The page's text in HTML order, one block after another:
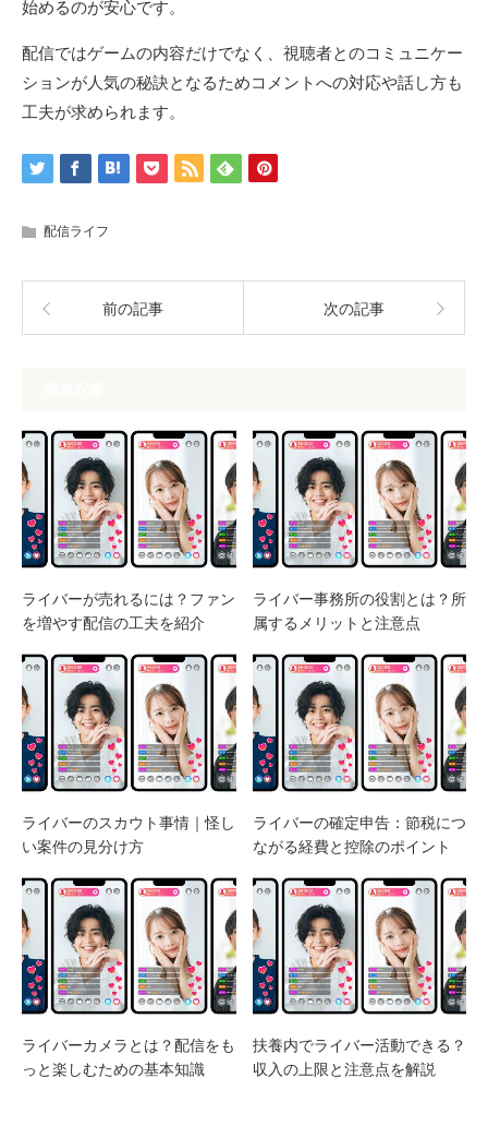
始めるのが安心です。
配信ではゲームの内容だけでなく、視聴者とのコミュニケー
ションが人気の秘訣となるためコメントへの対応や話し方も
工夫が求められます。
配信ライフ
前の記事 次の記事
ライバーが売れるには？ファン
を増やす配信の工夫を紹介
ライバー事務所の役割とは？所
属するメリットと注意点
ライバーのスカウト事情｜怪し
い案件の見分け方
ライバーの確定申告：節税につ
ながる経費と控除のポイント
ライバーカメラとは？配信をも
っと楽しむための基本知識
扶養内でライバー活動できる？
収入の上限と注意点を解説